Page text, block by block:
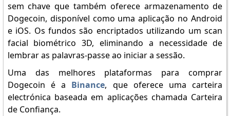
sem chave que também oferece armazenamento de
Dogecoin, disponível como uma aplicação no Android
e iOS. Os fundos são encriptados utilizando um scan
facial biométrico 3D, eliminando a necessidade de
lembrar as palavras-passe ao iniciar a sessão.
Uma das melhores plataformas para comprar
Dogecoin é a Binance, que oferece uma carteira
electrónica baseada em aplicações chamada Carteira
de Confiança.